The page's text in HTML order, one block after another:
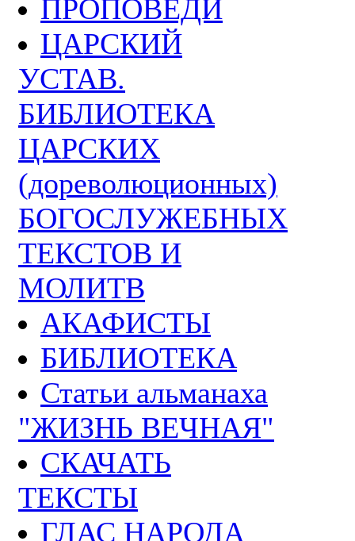
ПРОПОВЕДИ
ЦАРСКИЙ
УСТАВ.
БИБЛИОТЕКА
ЦАРСКИХ
(дореволюционных)
БОГОСЛУЖЕБНЫХ
ТЕКСТОВ И
МОЛИТВ
АКАФИСТЫ
БИБЛИОТЕКА
Статьи альманаха
"ЖИЗНЬ ВЕЧНАЯ"
СКАЧАТЬ
ТЕКСТЫ
ГЛАС НАРОДА